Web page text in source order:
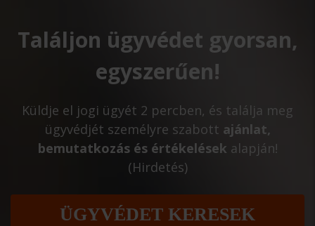
Találjon ügyvédet gyorsan,
egyszerűen!
Küldje el jogi ügyét 2 percben, és találja meg
ügyvédjét személyre szabott ajánlat,
bemutatkozás és értékelések alapján!
(Hirdetés)
ÜGYVÉDET KERESEK